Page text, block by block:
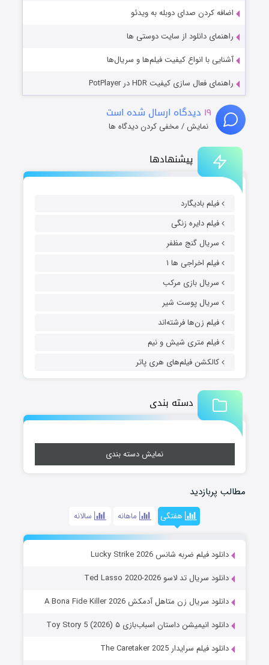
پیشنهادها
فیلم بادیگارد
فیلم دایره زنگی
سریال گنج مظفر
فیلم اخراجی ها ۱
سریال بازی مرکب
سریال پوست شیر
فیلم زن‌ها فرشته‌اند
فیلم متری شیش و نیم
کالکشن فیلم‌های هری پاتر
دسته بندی
نمایش دسته بندی
مطالب پربازدید
هفتگی ماهانه سالانه
دانلود فیلم ضربه شانس Lucky Strike 2026
دانلود سریال تد لاسو Ted Lasso 2020-2026
دانلود سریال زن متاهل آدمکش A Bona Fide Killer 2026
دانلود انیمیشن داستان اسباب‌بازی ۵ Toy Story 5 (2026)
دانلود فیلم سرایدار The Caretaker 2025
اضافه کردن صدای دوبله به ویدئو
راهنمای دانلود از سایت دوستی ها
آشنایی با انواع کیفیت فیلم‌ها و سریال‌ها
راهنمای فعال سازی کیفیت HDR در PotPlayer
۱۹ دیدگاه ارسال شده است
نمایش / مخفی کردن دیدگاه ها